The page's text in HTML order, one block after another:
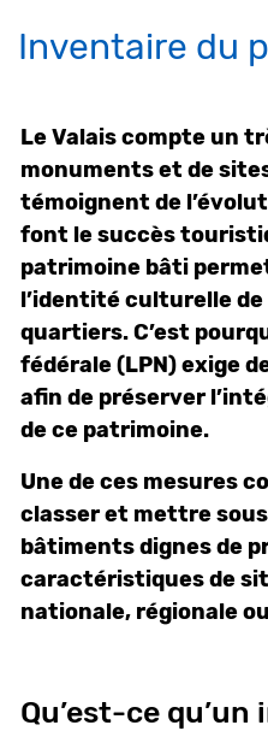
Inventaire du
Le Valais compte un
monuments et de
témoignent de
font le succès
patrimoine bâti
l’identité culturelle
quartiers. C’est
fédérale (LPN) exige
afin de préserver
de ce patrimoine.
Une de ces mesures
classer et mettre
bâtiments dignes de
caractéristiques de
nationale, régionale
Qu’est-ce